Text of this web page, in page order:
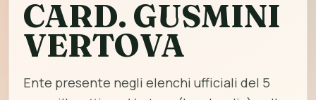
CARD. GUSMINI
VERTOVA
Ente presente negli elenchi ufficiali del 5